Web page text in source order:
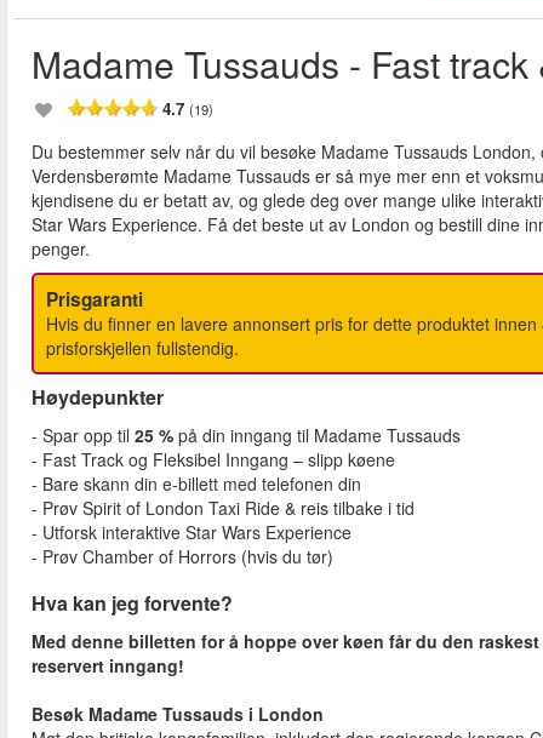
Madame Tussauds - Fast
4.7 (19)
Du bestemmer selv når du vil besøke Madame Tussauds
Verdensberømte Madame Tussauds er så mye mer enn et
kjendisene du er betatt av, og glede deg over mange ulike
Star Wars Experience. Få det beste ut av London og bestill dine
penger.
Prisgaranti
Hvis du finner en lavere annonsert pris for dette produktet
prisforskjellen fullstendig.
Høydepunkter
- Spar opp til 25 % på din inngang til Madame Tussauds
- Fast Track og Fleksibel Inngang – slipp køene
- Bare skann din e-billett med telefonen din
- Prøv Spirit of London Taxi Ride & reis tilbake i tid
- Utforsk interaktive Star Wars Experience
- Prøv Chamber of Horrors (hvis du tør)
Hva kan jeg forvente?
Med denne billetten for å hoppe over køen får du den
reservert inngang!
Besøk Madame Tussauds i London